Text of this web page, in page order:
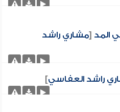
المد [مشاري راشد
راشد العفاسي]